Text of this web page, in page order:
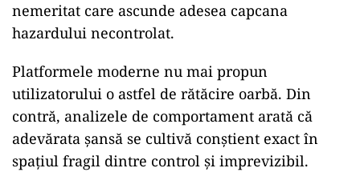
nemeritat care ascunde adesea capcana
hazardului necontrolat.
Platformele moderne nu mai propun
utilizatorului o astfel de rătăcire oarbă. Din
contră, analizele de comportament arată că
adevărata șansă se cultivă conștient exact în
spațiul fragil dintre control și imprevizibil.